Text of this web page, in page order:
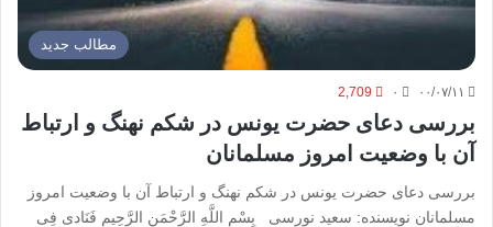
مطالب جدید
۰۰/۰۷/۱۱ ۰ 2,709
بررسی دعای حضرت یونس در شکم نهنگ و ارتباط
آن با وضعیت امروز مسلمانان
بررسی دعای حضرت یونس در شکم نهنگ و ارتباط آن با وضعیت امروز
مسلمانان نویسنده: سعید نورسی بِسْمِ اللَّهِ الرَّحْمَنِ الرَّحِیم ‌فَنَادى فِى